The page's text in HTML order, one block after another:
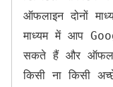
ऑफलाइन दोनों
माध्यम में आप
सकते हैं और
किसी ना किसी